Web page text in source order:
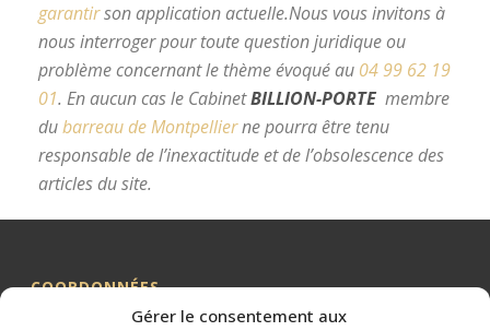
Gérer le consentement aux
garantirson application actuelle.Nous vous invitons à
nous interroger pour toute question juridique ou
problème concernant le thème évoqué au 04 99 62 19
01. En aucun cas le CabinetBILLION-PORTE membre
dubarreau de Montpellierne pourra être tenu
responsable de l’inexactitude et de l’obsolescence des
articles du site.
COORDONNÉES
Me BILLION-PORTE